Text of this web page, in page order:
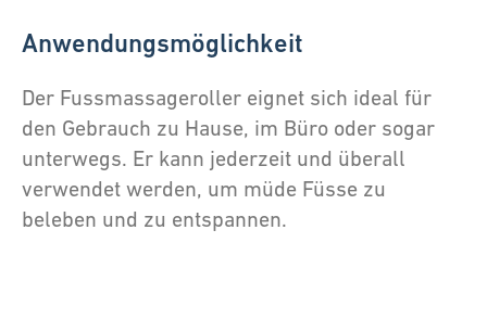
Anwendungsmöglichkeit
Der Fussmassageroller eignet sich ideal für
den Gebrauch zu Hause, im Büro oder sogar
unterwegs. Er kann jederzeit und überall
verwendet werden, um müde Füsse zu
beleben und zu entspannen.